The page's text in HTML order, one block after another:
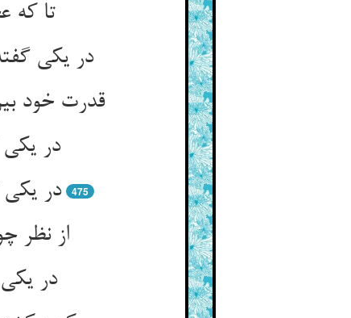
تا که عجز خود ببینیم اندر آن ** قدرت حق را بدانیم آن زمان‌‌
در یکی گفته که عجز خود مبین ** کفر نعمت کردن است آن عجز هین‌‌
قدرت خود بین که این قدرت از اوست ** قدرت تو نعمت او دان که هوست‌‌
در
در
475
در